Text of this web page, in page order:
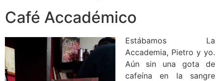
Café Accadémico
Estábamos La
Accademia, Pietro y yo.
Aún sin una gota de
cafeína en la sangre